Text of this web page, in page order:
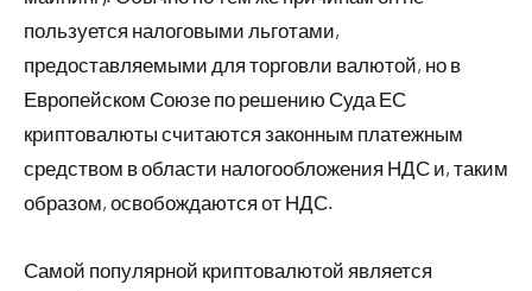
пользуется налоговыми льготами,
предоставляемыми для торговли валютой, но в
Европейском Союзе по решению Суда ЕС
криптовалюты считаются законным платежным
средством в области налогообложения НДС и, таким
образом, освобождаются от НДС.
Самой популярной криптовалютой является